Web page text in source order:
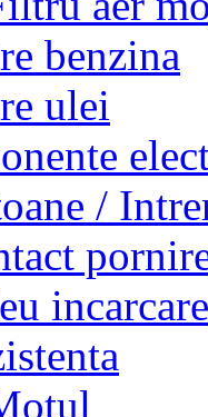
benzina
ulei
/
incarcare